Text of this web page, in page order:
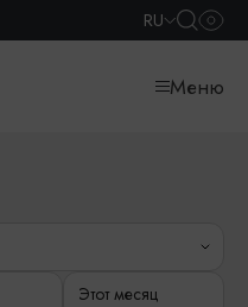
RU
Меню
Этот месяц